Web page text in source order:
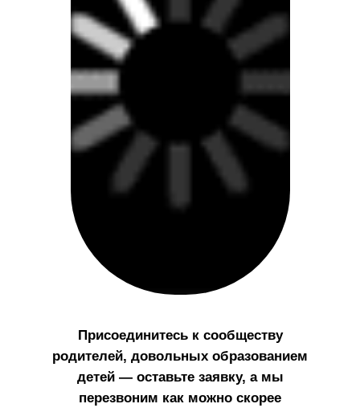
Присоединитесь к сообществу
родителей, довольных образованием
детей — оставьте заявку, а мы
перезвоним как можно скорее